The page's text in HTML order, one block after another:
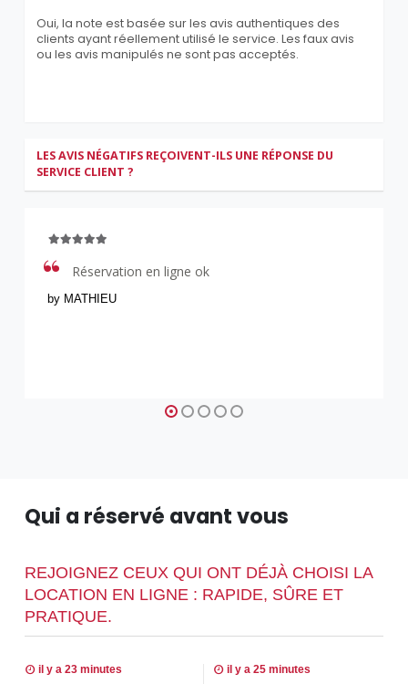
Oui, la note est basée sur les avis authentiques des
clients ayant réellement utilisé le service. Les faux avis
ou les avis manipulés ne sont pas acceptés.
LES AVIS NÉGATIFS REÇOIVENT-ILS UNE RÉPONSE DU
SERVICE CLIENT ?
Réservation en ligne ok
by MATHIEU
Qui a réservé avant vous
REJOIGNEZ CEUX QUI ONT DÉJÀ CHOISI LA
LOCATION EN LIGNE : RAPIDE, SÛRE ET
PRATIQUE.
il y a 23 minutes il y a 25 minutes